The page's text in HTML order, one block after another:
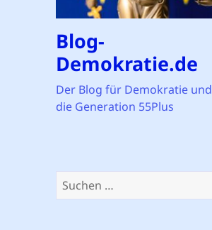
Blog-
Demokratie.de
Der Blog für Demokratie und
die Generation 55Plus
Suchen
nach: